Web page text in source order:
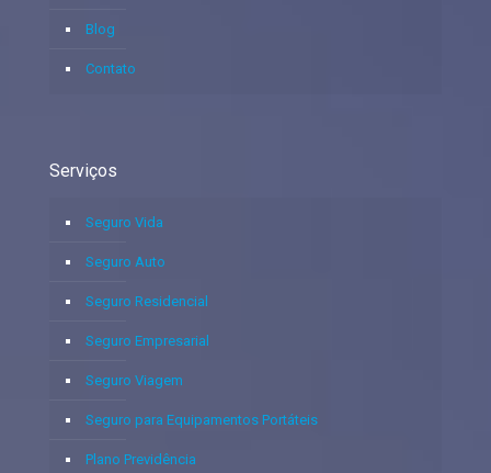
Blog
Contato
Serviços
Seguro Vida
Seguro Auto
Seguro Residencial
Seguro Empresarial
Seguro Viagem
Seguro para Equipamentos Portáteis
Plano Previdência